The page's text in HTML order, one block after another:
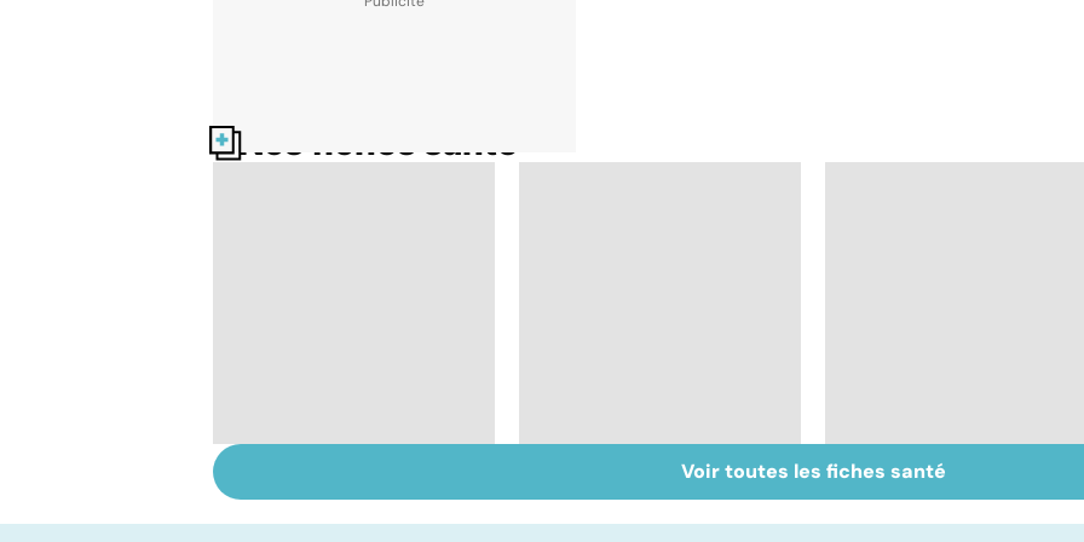
Nos fiches santé
temps de la
Ados : que faire en
cas de troubles du
Automutilation : des
ados en souffrance
Voir toutes les fiches santé